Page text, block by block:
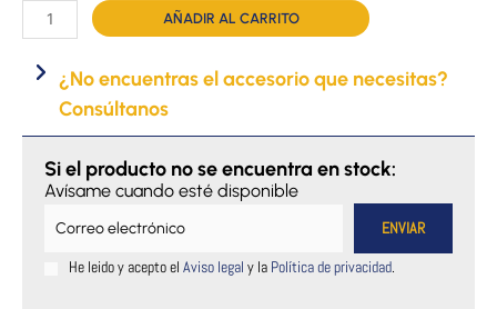
Elevador
hidráulico
cantidad
AÑADIR AL CARRITO
¿No encuentras el accesorio que necesitas?
Consúltanos
Si el producto no se encuentra en stock:
Avísame cuando esté disponible
He leido y acepto el Aviso legal y la Política de privacidad.